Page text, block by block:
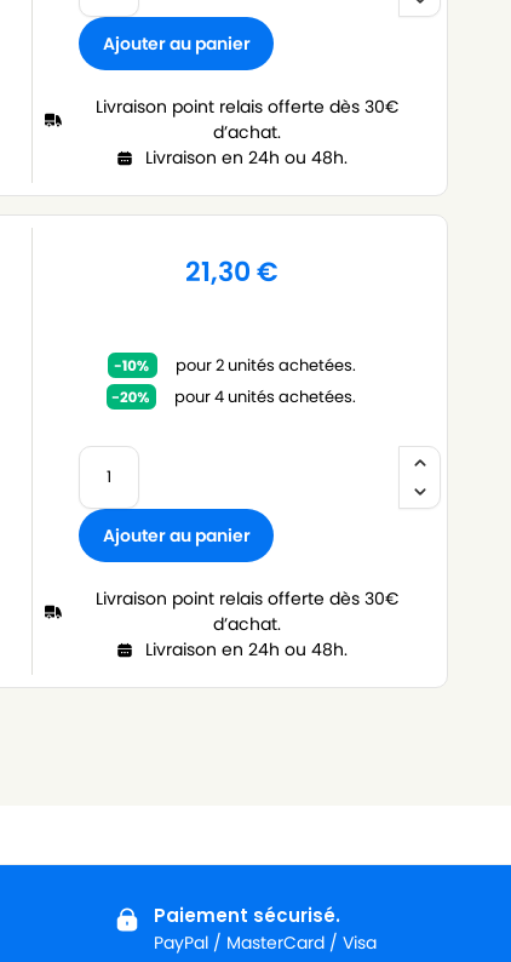
Ajouter au panier
Livraison point relais offerte dès 30€
d’achat.
Livraison en 24h ou 48h.
21,30€
pour 2 unités achetées.
pour 4 unités achetées.
Ajouter au panier
Livraison point relais offerte dès 30€
d’achat.
Livraison en 24h ou 48h.
Paiement sécurisé.
PayPal / MasterCard / Visa